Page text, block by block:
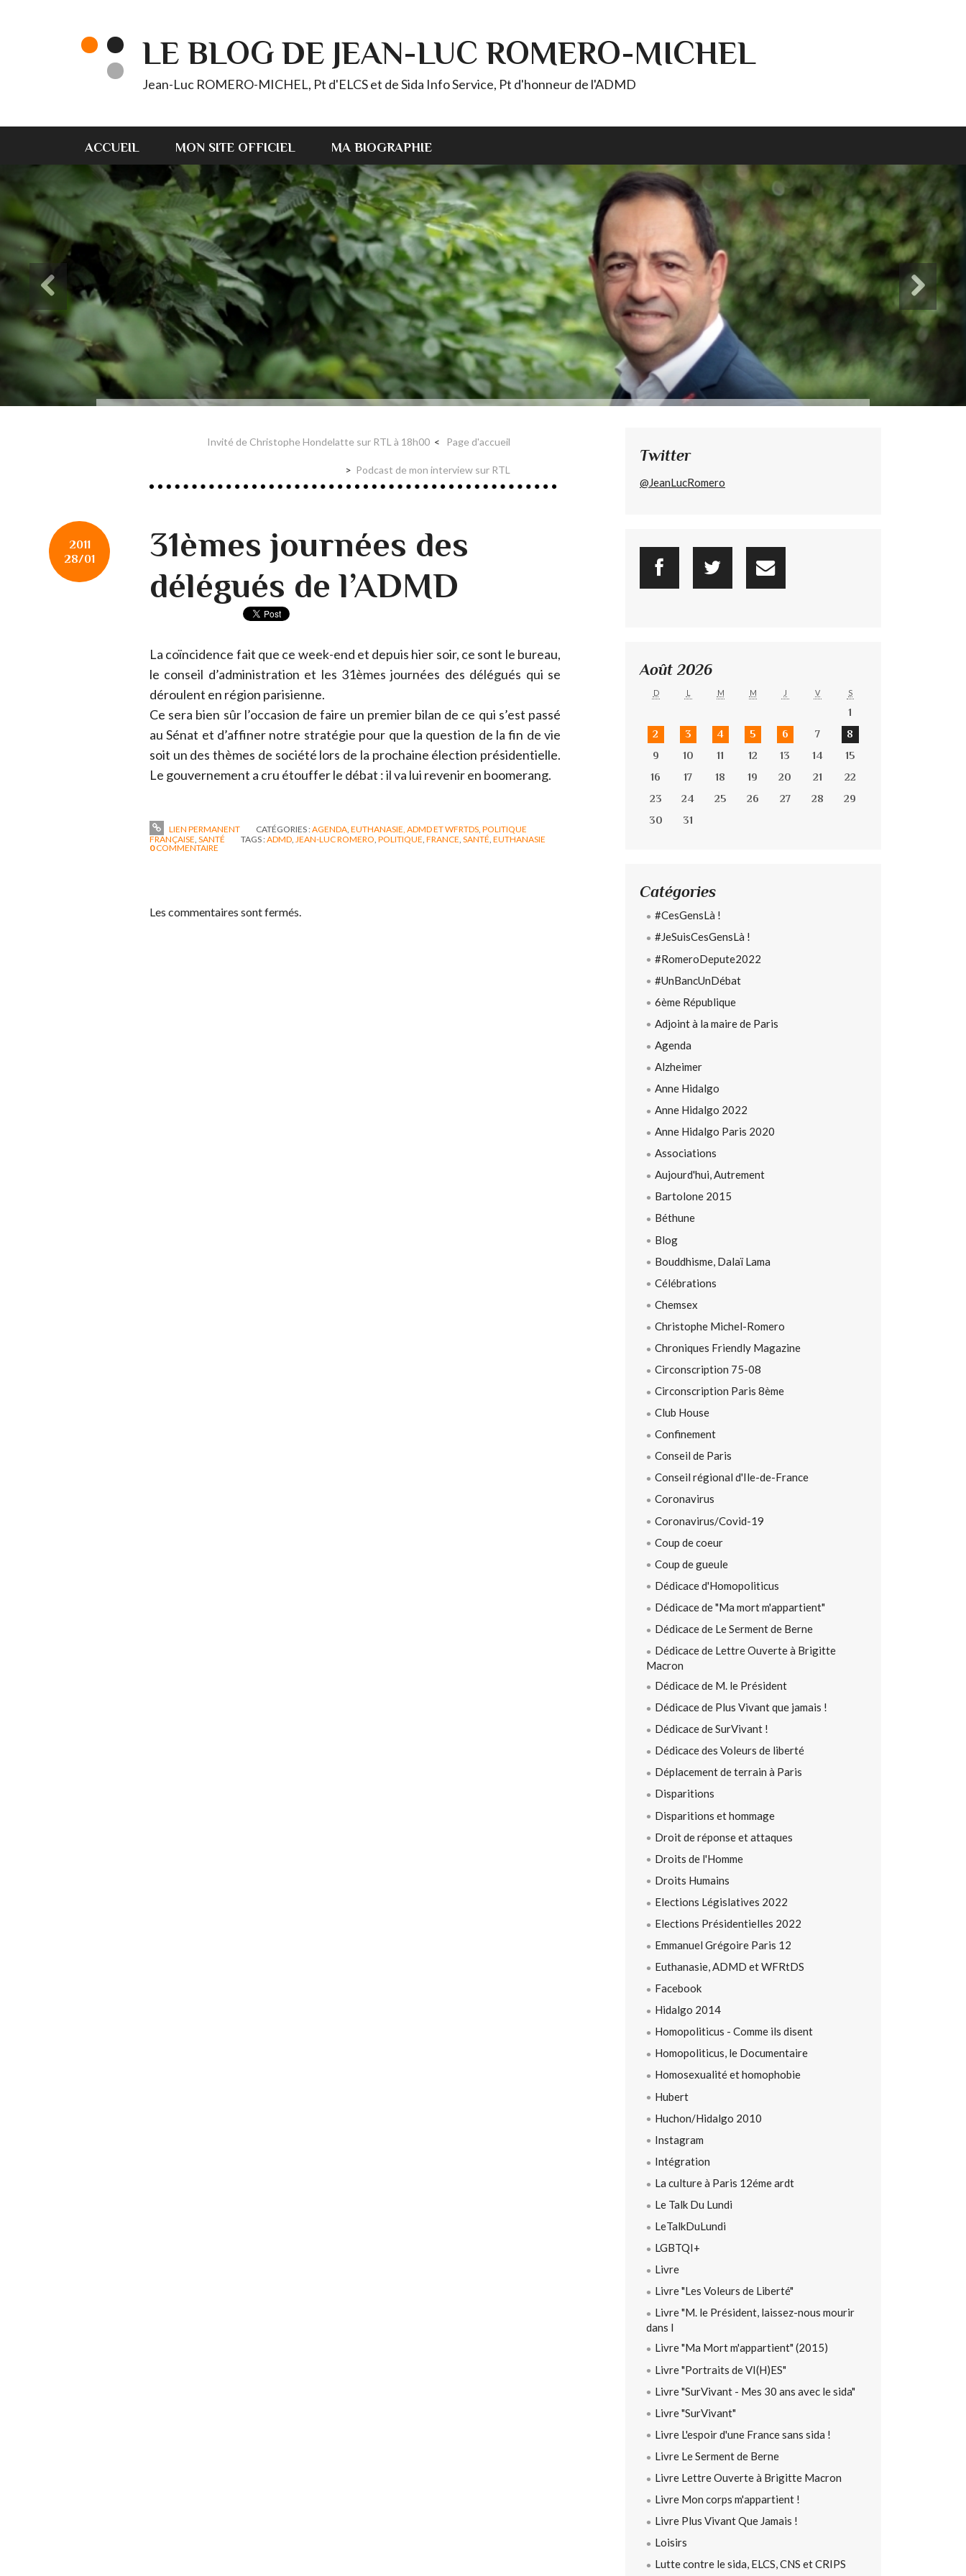
LE BLOG DE JEAN-LUC ROMERO-MICHEL
Jean-Luc ROMERO-MICHEL, Pt d'ELCS et de Sida Info Service, Pt d'honneur de l'ADMD
ACCUEIL MON SITE OFFICIEL MA BIOGRAPHIE
Invité de Christophe Hondelatte sur RTL à 18h00 Page d'accueil
Podcast de mon interview sur RTL
2011
28/01
31èmes journées des
délégués de l’ADMD
La coïncidence fait que ce week-end et depuis hier soir, ce sont le bureau,
le conseil d’administration et les 31èmes journées des délégués qui se
déroulent en région parisienne.
Ce sera bien sûr l’occasion de faire un premier bilan de ce qui s’est passé
au Sénat et d’affiner notre stratégie pour que la question de la fin de vie
soit un des thèmes de société lors de la prochaine élection présidentielle.
Le gouvernement a cru étouffer le débat : il va lui revenir en boomerang.
LIEN PERMANENT CATÉGORIES :AGENDA EUTHANASIE, ADMD ET WFRTDS POLITIQUE
FRANÇAISE, SANTÉ TAGS :ADMD, JEAN-LUC ROMERO, POLITIQUE, FRANCE, SANTÉ, EUTHANASIE
0COMMENTAIRE
Les commentaires sont fermés.
Twitter
@JeanLucRomero
Août 2026
D L M M J V S
1
2
3 4 5 6 7
8
9
10 11 12 13 14
15
16
17 18 19 20 21
22
23
24 25 26 27 28
29
30
31
Catégories
#CesGensLà !
#JeSuisCesGensLà !
#RomeroDepute2022
#UnBancUnDébat
6ème République
Adjoint à la maire de Paris
Agenda
Alzheimer
Anne Hidalgo
Anne Hidalgo 2022
Anne Hidalgo Paris 2020
Associations
Aujourd'hui, Autrement
Bartolone 2015
Béthune
Blog
Bouddhisme, Dalaï Lama
Célébrations
Chemsex
Christophe Michel-Romero
Chroniques Friendly Magazine
Circonscription 75-08
Circonscription Paris 8ème
Club House
Confinement
Conseil de Paris
Conseil régional d'Ile-de-France
Coronavirus
Coronavirus/Covid-19
Coup de coeur
Coup de gueule
Dédicace d'Homopoliticus
Dédicace de "Ma mort m'appartient"
Dédicace de Le Serment de Berne
Dédicace de Lettre Ouverte à Brigitte
Macron
Dédicace de M. le Président
Dédicace de Plus Vivant que jamais !
Dédicace de SurVivant !
Dédicace des Voleurs de liberté
Déplacement de terrain à Paris
Disparitions
Disparitions et hommage
Droit de réponse et attaques
Droits de l'Homme
Droits Humains
Elections Législatives 2022
Elections Présidentielles 2022
Emmanuel Grégoire Paris 12
Euthanasie, ADMD et WFRtDS
Facebook
Hidalgo 2014
Homopoliticus - Comme ils disent
Homopoliticus, le Documentaire
Homosexualité et homophobie
Hubert
Huchon/Hidalgo 2010
Instagram
Intégration
La culture à Paris 12éme ardt
Le Talk Du Lundi
LeTalkDuLundi
LGBTQI+
Livre
Livre "Les Voleurs de Liberté"
Livre "M. le Président, laissez-nous mourir
dans l
Livre "Ma Mort m'appartient" (2015)
Livre "Portraits de VI(H)ES"
Livre "SurVivant - Mes 30 ans avec le sida"
Livre "SurVivant"
Livre L'espoir d'une France sans sida !
Livre Le Serment de Berne
Livre Lettre Ouverte à Brigitte Macron
Livre Mon corps m'appartient !
Livre Plus Vivant Que Jamais !
Loisirs
Lutte contre le sida, ELCS, CNS et CRIPS